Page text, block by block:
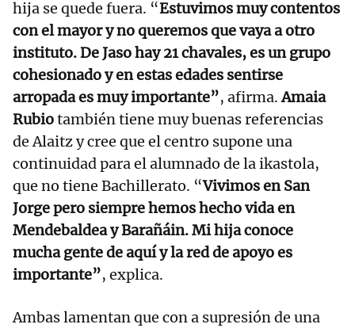
hija se quede fuera. “Estuvimos muy contentos
con el mayor y no queremos que vaya a otro
instituto. De Jaso hay 21 chavales, es un grupo
cohesionado y en estas edades sentirse
arropada es muy importante”, afirma.Amaia
Rubiotambién tiene muy buenas referencias
de Alaitz y cree que el centro supone una
continuidad para el alumnado de la ikastola,
que no tiene Bachillerato. “Vivimos en San
Jorge pero siempre hemos hecho vida en
Mendebaldea y Barañáin. Mi hija conoce
mucha gente de aquí y la red de apoyo es
importante”, explica.
Ambas lamentan que con a supresión de una